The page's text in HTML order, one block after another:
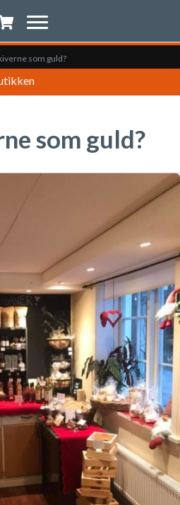
Indkøbsvogn
som guld?
som guld?